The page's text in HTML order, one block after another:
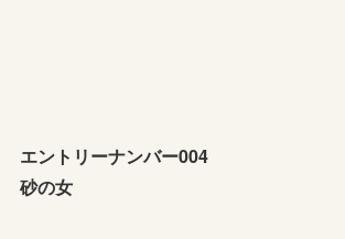
エントリーナンバー004
砂の女